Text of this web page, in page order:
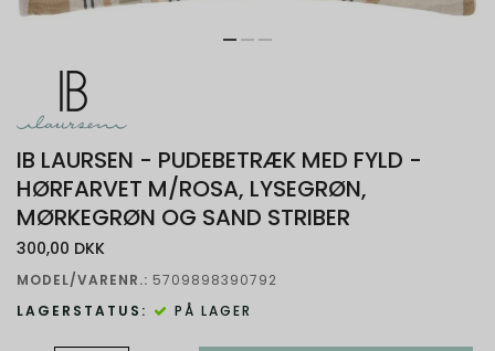
IB LAURSEN - PUDEBETRÆK MED FYLD -
HØRFARVET M/ROSA, LYSEGRØN,
MØRKEGRØN OG SAND STRIBER
300,00 DKK
MODEL/VARENR.: 5709898390792
LAGERSTATUS:
PÅ LAGER